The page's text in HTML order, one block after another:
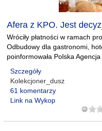
Afera z KPO. Jest
Wróciły płatności w ramach
Odbudowy dla gastronomi,
poinformowała Polska
Szczegóły
Kolekcjoner_dusz
61 komentarzy
Link na Wykop